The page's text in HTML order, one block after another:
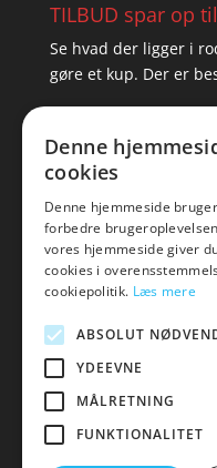
TILBUD spar op
Se hvad der ligger i
gøre et kup. Der er
Tlf:
Mail:
Denne
cookies
Denne hjemmeside
forbedre
vores hjemmeside giver
cookies i
cookiepolitik. Læs mere
ABSOLUT
YDEEVNE
MÅLRETNING
FUNKTIONALITET